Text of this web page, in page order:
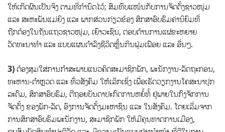
ໃຫ້ເກີດຜົນເປັນຈິງ ຕາມທີ່ກຳນົດໄວ້; ສົມທົບແໜ້ນກັບການຈັດຕັ້ງຊາວໜຸ່ມ
ແລະ ສະຫະພັນແມ່ຍິງ ແລະ ພາກສ່ວນກ່ຽວຂ້ອງ ສຶກສາອົບຮົມຄ່ານິຍົມທີ່
ຖືກຕ້ອງໃນຖັນແຖວຊາວໜຸ່ມ, ເຍົາວະຊົນ, ຕອບຕ້ານການແຜ່ຂະຫຍາຍ
ວັດທະນາທຳ ແລະ ແບບແຜນດຳລົງຊີວິດຫຼິ້ນກິນຟຸ່ມເຟືອຍ ແລະ ອື່ນໆ.
3)ຕ້ອງສຸມໃສ່ການກໍາສະພາບແນວຄິດສະມາຊິກພັກ, ພະນັກງານ-ລັດຖະກອນ,
ທະຫານ-ຕຳຫຼວດ ແລະ ທົ່ວສັງຄົມ ໃຫ້ເລິກເຊິ່ງ ເພື່ອເຮັດວຽກງານໂຄສະນາປຸກ
ລະດົມ, ສຶກສາອົບຮົມ, ຕີຖອຍບັນດາປະກົດການຫຍໍ້ທໍ້ ຢູ່ພາຍໃນກົງຈັກການ
ຈັດຕັ້ງ ຂອງພັກ-ລັດ, ອົງການຈັດຕັ້ງມະຫາຊົນ ແລະ ໃນສັງຄົມ. ໂດຍເລີ່ມຈາກ
ການສຶກສາອົບຮົມພະນັກງານ, ສະມາຊິກພັກ ໃຫ້ມີຄຸນທາດການເມືອງ,